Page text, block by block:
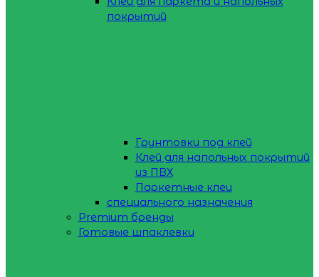
покрытий
Грунтовки под клей
Клей для напольных покрытий
из ПВХ
Паркетные клеи
специального назначения
Premium бренды
Готовые шпаклевки